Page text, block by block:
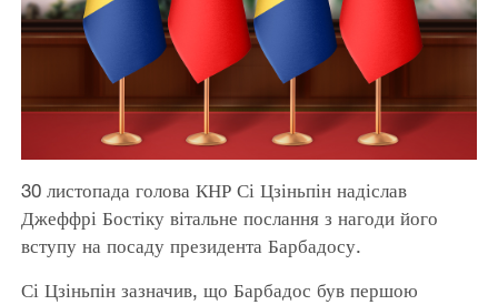
30 листопада голова КНР Сі Цзіньпін надіслав
Джеффрі Бостіку вітальне послання з нагоди його
вступу на посаду президента Барбадосу.
Сі Цзіньпін зазначив, що Барбадос був першою